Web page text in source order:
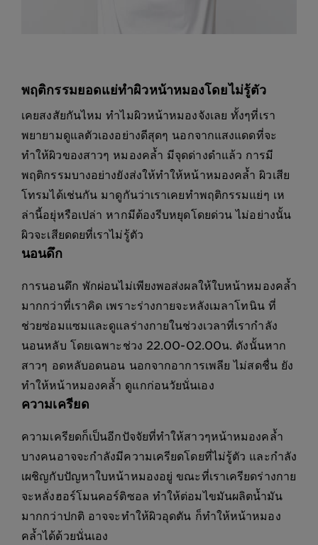
พฤติกรรมยอดแย่ทำผิวหน้าหมองโดยไม่รู้ตัว
เคยสงสัยกันไหม ทำไมผิวหน้าหมองจังเลย ทั้งๆที่เรา
พยายามดูแลตัวเองอย่างดีสุดๆ นอกจากแสงแดดที่จะ
ทำให้ผิวของสาวๆ หมองคล้ำ มีจุดด่างดำแล้ว การมี
พฤติกรรมบางอย่างยังส่งให้ทำให้หน้าหมองคล้ำ ผิวเสีย
โทรมได้เช่นกัน มาดูกันว่าเราเคยทำพฤติกรรมแย่ๆ เห
ล่านี้อยุ่หรือเปล่า หากมีต้องรีบหยุดโดยด่วน ไม่อย่างนั้น
ผิวจะเสียดดยที่เราไม่รู้ตัว
นอนดึก
การนอนดึก พักผ่อนไม่เพียงพอส่งผลให้ใบหน้าหมองคล้ำ
มากกว่าที่เราคิด เพราะร่างกายจะหลังเมลาโทนิน ที่
ช่วยซ่อมแซมและดูแลร่างกายในช่วงเวลาที่เรากำลัง
นอนหลับ โดยเฉพาะช่วง 22.00-02.00น. ดังนั้นหาก
สาวๆ อดหลับอดนอน นอกจากอาการเพลีย ไม่สดชื่น ยัง
ทำให้หน้าหมองคล้ำ ดูแกก่อนวัยนั่นเอง
ความเครียด
ความเครียดก็เป็นอีกปัจจัยที่ทำให้สาวๆหน้าหมองคล้ำ
บางคนอาจจะกำลังมีความเครียดโดยที่ไม่รู้ตัว และกำลัง
เผชิญกับปัญหาใบหน้าหมองอยู่ ขณะที่เราเครียดร่างกาย
จะหลั่งฮอร์โมนคอร์ติซอล ทำให้ต่อมไขมันผลิตน้ำมัน
มากกว่าปกติ อาจจะทำให้ผิวอุดตัน ก็ทำให้หน้าหมอง
คล้ำได้ด้วยนั่นเอง